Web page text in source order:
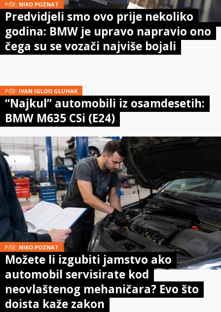
PIŠE: NIKO POZNAT
Predvidjeli smo ovo prije nekoliko
godina: BMW je upravo napravio ono
čega su se vozači najviše bojali
PIŠE: IVAN IGLOO GLUHAK
“Najkul” automobili iz osamdesetih:
BMW M635 CSi (E24)
PIŠE: NIKO POZNAT
Možete li izgubiti jamstvo ako
automobil servisirate kod
neovlaštenog mehaničara? Evo što
doista kaže zakon